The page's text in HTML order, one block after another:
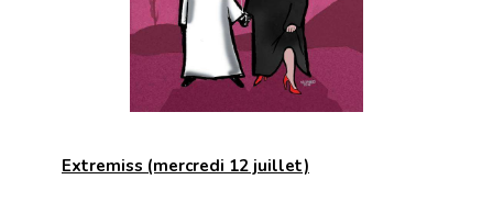
Extremiss (mercredi 12 juillet)